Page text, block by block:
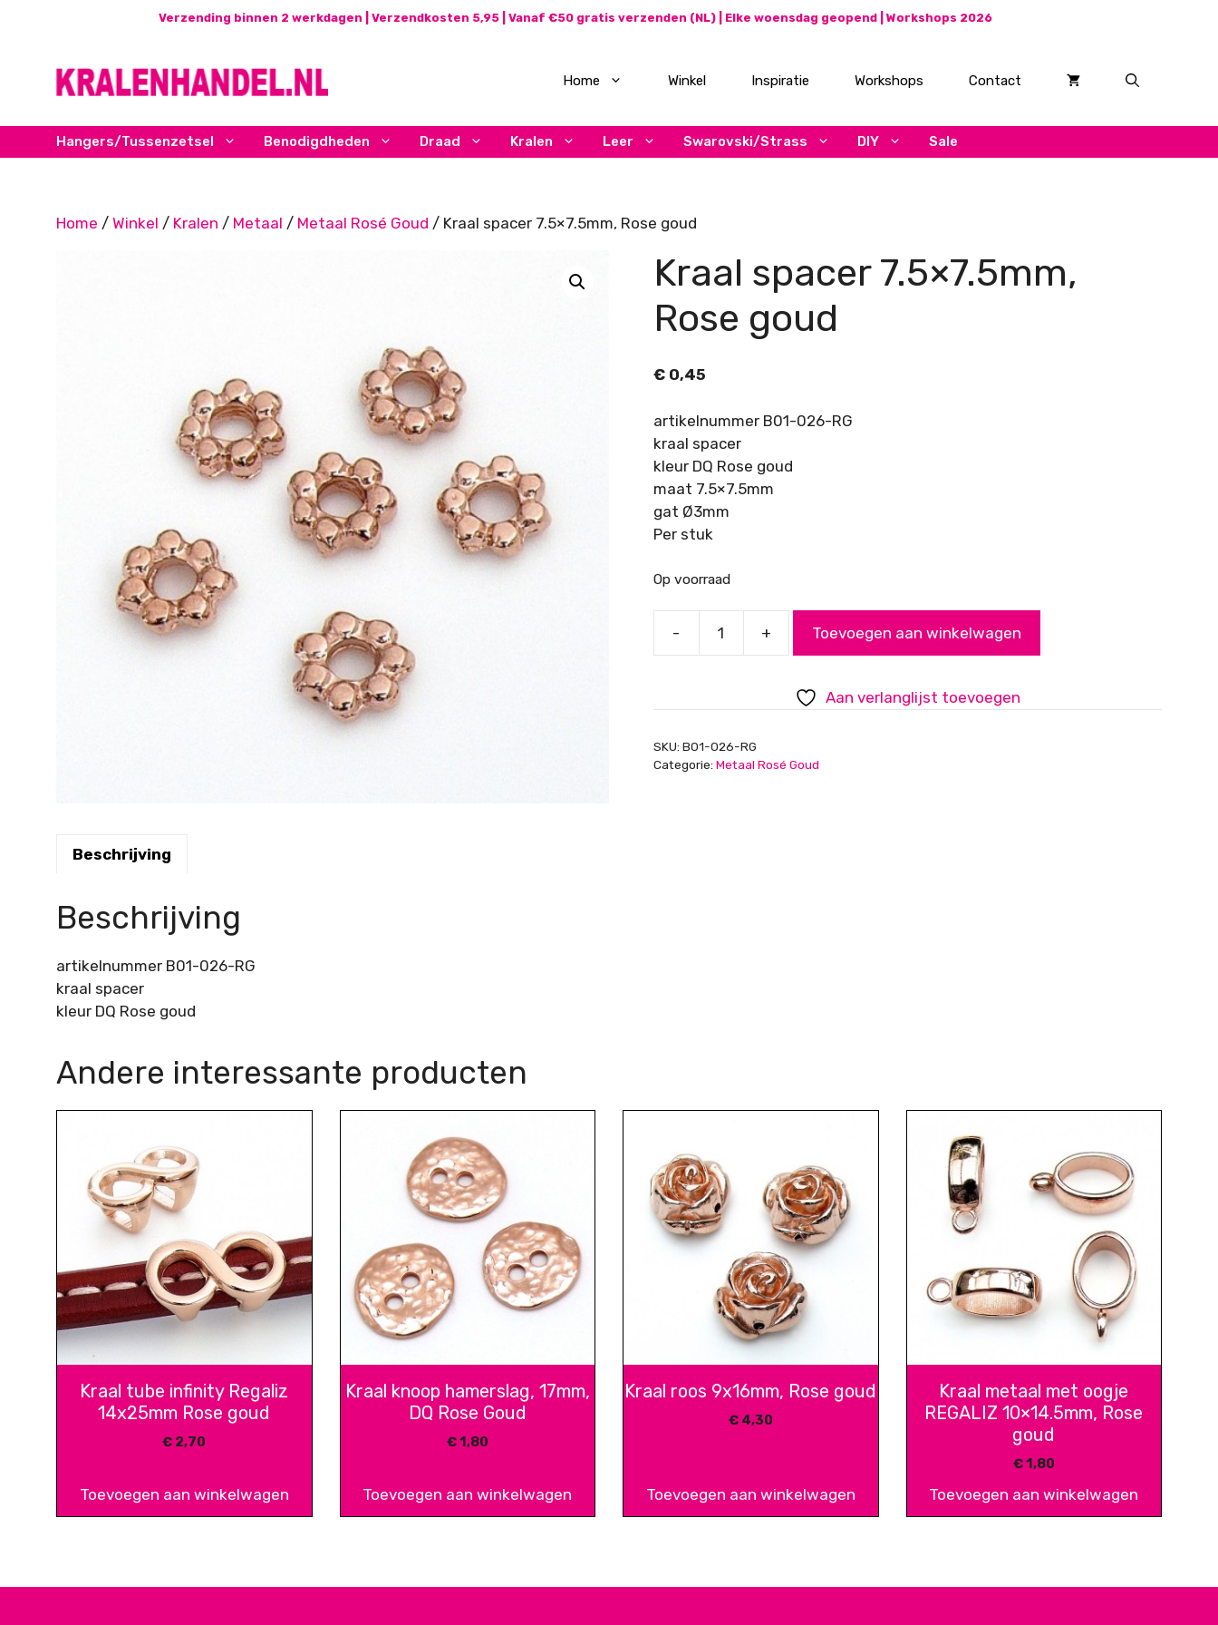
Verzending binnen 2 werkdagen | Verzendkosten 5,95 | Vanaf €50 gratis verzenden (NL) | Elke woensdag geopend | Workshops 2026
Home Winkel Inspiratie Workshops Contact
Hangers/Tussenzetsel Benodigdheden Draad Kralen Leer Swarovski/Strass DIY Sale
Home / Winkel / Kralen / Metaal / Metaal Rosé Goud / Kraal spacer 7.5×7.5mm, Rose goud
Kraal spacer 7.5×7.5mm,
Rose goud
€0,45
artikelnummer B01-026-RG
kraal spacer
kleur DQ Rose goud
maat 7.5×7.5mm
gat Ø3mm
Per stuk
Op voorraad
-
Rose
aantal
+ Toevoegen aan winkelwagen
Aan verlanglijst toevoegen
SKU: B01-026-RG
Categorie: Metaal Rosé Goud
Beschrijving
Beschrijving
artikelnummer B01-026-RG
kraal spacer
kleur DQ Rose goud
Andere interessante producten
Kraal tube infinity Regaliz
14x25mm Rose goud
€ 2,70
Toevoegen aan winkelwagen
Kraal knoop hamerslag, 17mm,
DQ Rose Goud
€1,80
Toevoegen aan winkelwagen
Kraal roos 9x16mm, Rose goud
€4,30
Toevoegen aan winkelwagen
Kraal metaal met oogje
REGALIZ 10×14.5mm, Rose
goud
€1,80
Toevoegen aan winkelwagen